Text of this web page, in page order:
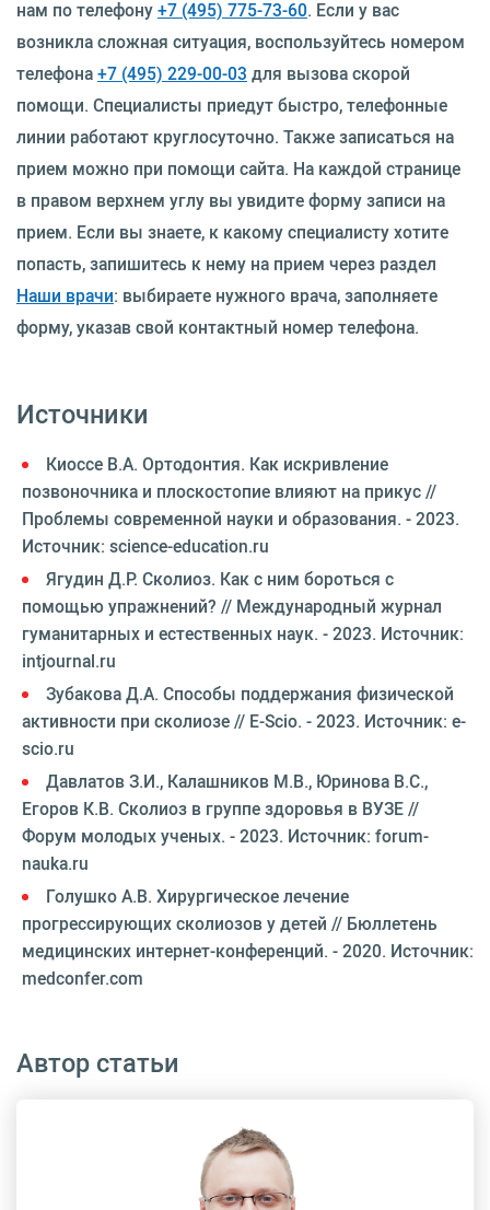
нам по телефону+7 (495) 775-73-60. Если у вас
возникла сложная ситуация, воспользуйтесь номером
телефона+7 (495) 229-00-03 для вызова скорой
помощи. Специалисты приедут быстро, телефонные
линии работают круглосуточно. Также записаться на
прием можно при помощи сайта. На каждой странице
в правом верхнем углу вы увидите форму записи на
прием. Если вы знаете, к какому специалисту хотите
попасть, запишитесь к нему на прием через раздел
Наши врачи: выбираете нужного врача, заполняете
форму, указав свой контактный номер телефона.
Источники
Киоссе В.А. Ортодонтия. Как искривление
позвоночника и плоскостопие влияют на прикус //
Проблемы современной науки и образования. - 2023.
Источник: science-education.ru
Ягудин Д.Р. Сколиоз. Как с ним бороться с
помощью упражнений? // Международный журнал
гуманитарных и естественных наук. - 2023. Источник:
intjournal.ru
Зубакова Д.А. Способы поддержания физической
активности при сколиозе // E-Scio. - 2023. Источник: e-
scio.ru
Давлатов З.И., Калашников М.В., Юринова В.С.,
Егоров К.В. Сколиоз в группе здоровья в ВУЗЕ //
Форум молодых ученых. - 2023. Источник: forum-
nauka.ru
Голушко А.В. Хирургическое лечение
прогрессирующих сколиозов у детей // Бюллетень
медицинских интернет-конференций. - 2020. Источник:
medconfer.com
Автор статьи